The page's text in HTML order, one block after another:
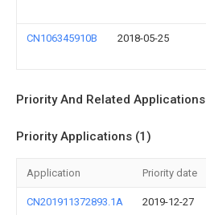
CN106345910B 2018-05-25
Priority And Related Applications
Priority Applications (1)
Application Priority date
CN201911372893.1A 2019-12-27